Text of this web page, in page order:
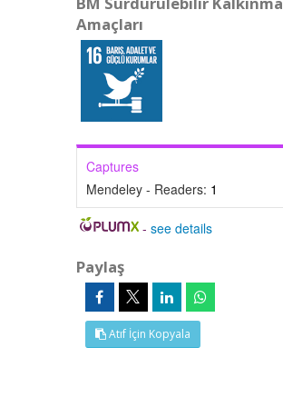
Amaçları
Captures
Mendeley - Readers: 1
-see details
Paylaş
Atıf İçin Kopyala